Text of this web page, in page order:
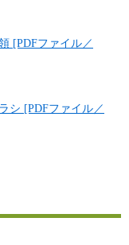
[PDFファイル／
シ [PDFファイル／